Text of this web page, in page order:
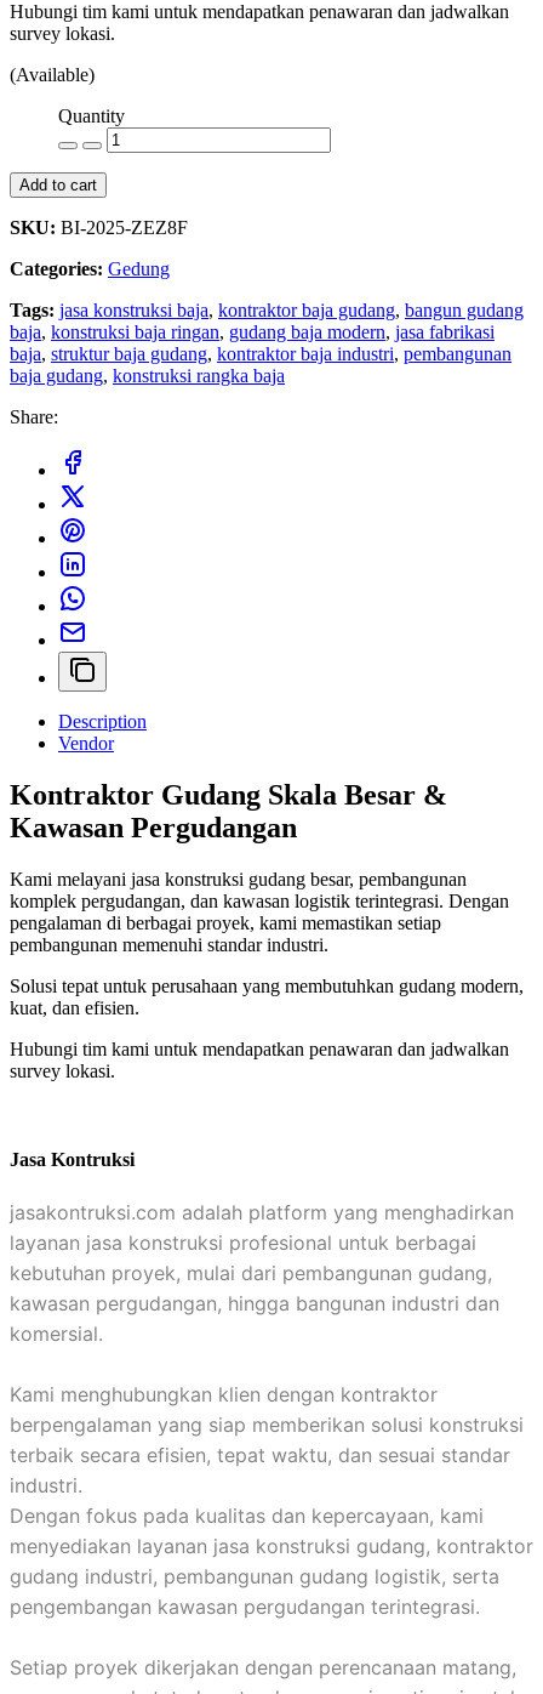
Hubungi tim kami untuk mendapatkan penawaran dan jadwalkan
survey lokasi.
(Available)
Quantity
Add to cart
SKU: BI-2025-ZEZ8F
Categories: Gedung
Tags: jasa konstruksi baja, kontraktor baja gudang, bangun gudang
baja, konstruksi baja ringan, gudang baja modern, jasa fabrikasi
baja, struktur baja gudang, kontraktor baja industri, pembangunan
baja gudang, konstruksi rangka baja
Share:
Description
Vendor
Kontraktor Gudang Skala Besar &
Kawasan Pergudangan
Kami melayani jasa konstruksi gudang besar, pembangunan
komplek pergudangan, dan kawasan logistik terintegrasi. Dengan
pengalaman di berbagai proyek, kami memastikan setiap
pembangunan memenuhi standar industri.
Solusi tepat untuk perusahaan yang membutuhkan gudang modern,
kuat, dan efisien.
Hubungi tim kami untuk mendapatkan penawaran dan jadwalkan
survey lokasi.
Jasa Kontruksi
jasakontruksi.com adalah platform yang menghadirkan
layanan jasa konstruksi profesional untuk berbagai
kebutuhan proyek, mulai dari pembangunan gudang,
kawasan pergudangan, hingga bangunan industri dan
komersial.
Kami menghubungkan klien dengan kontraktor
berpengalaman yang siap memberikan solusi konstruksi
terbaik secara efisien, tepat waktu, dan sesuai standar
industri.
Dengan fokus pada kualitas dan kepercayaan, kami
menyediakan layanan jasa konstruksi gudang, kontraktor
gudang industri, pembangunan gudang logistik, serta
pengembangan kawasan pergudangan terintegrasi.
Setiap proyek dikerjakan dengan perencanaan matang,